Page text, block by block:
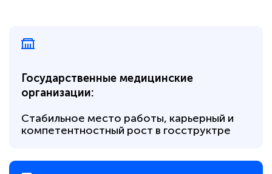
Государственные медицинские
организации:
Стабильное место работы, карьерный и
компетентностный рост в госструктре